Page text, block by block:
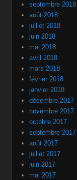
septembre 2018
août 2018
juillet 2018
juin 2018
mai 2018
avril 2018
mars 2018
février 2018
janvier 2018
décembre 2017
novembre 2017
octobre 2017
septembre 2017
août 2017
juillet 2017
juin 2017
mai 2017